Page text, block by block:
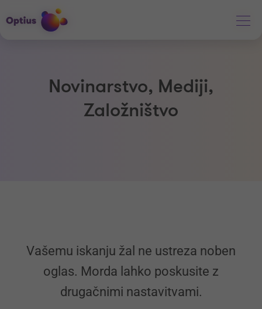
Novinarstvo, Mediji,
Založništvo
Vašemu iskanju žal ne ustreza noben
oglas. Morda lahko poskusite z
drugačnimi nastavitvami.